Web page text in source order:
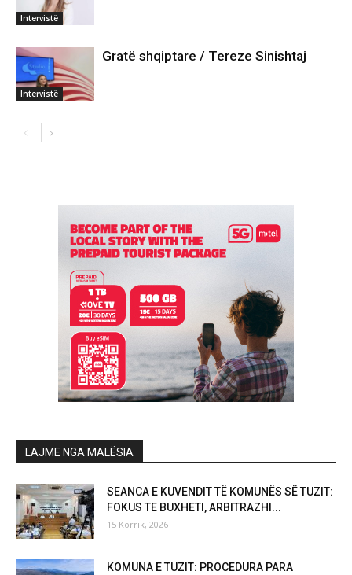
Intervistë
Intervistë
Gratë shqiptare / Tereze Sinishtaj
LAJME NGA MALËSIA
SEANCA E KUVENDIT TË KOMUNËS SË TUZIT:
FOKUS TE BUXHETI, ARBITRAZHI...
15 Korrik, 2026
KOMUNA E TUZIT: PROCEDURA PARA